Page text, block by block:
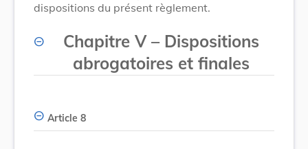
dispositions du présent règlement.
Chapitre V– Dispositions
abrogatoires et finales
Article 8